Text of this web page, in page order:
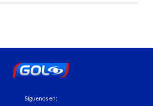
Síguenos en: